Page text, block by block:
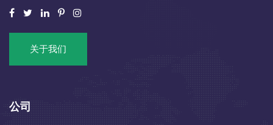
关于我们
公司